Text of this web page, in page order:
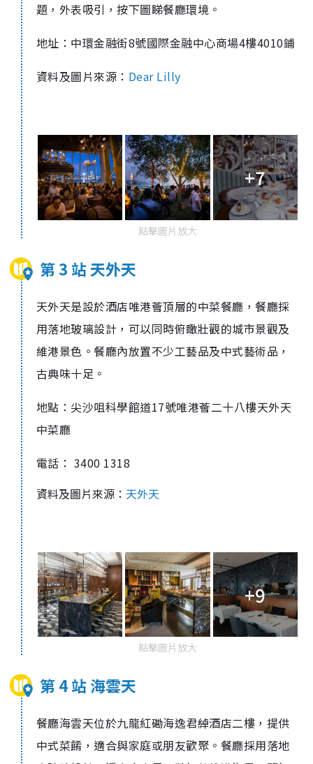
題，外表吸引，按下圖睇餐廳環境。
地址：中環金融街8號國際金融中心商場4樓4010鋪
資料及圖片來源： Dear Lilly
+7
點擊圖片放大
第 3 站 天外天
天外天是設於酒店唯港薈頂層的中菜餐廳，餐廳採
用落地玻璃設計，可以同時俯瞰壯觀的城市景觀及
維港景色。餐廳內放置不少工藝品及中式藝術品，
古典味十足。
地點：尖沙咀科學館道17號唯港薈二十八樓天外天
中菜廳
電話： 3400 1318
資料及圖片來源： 天外天
+9
點擊圖片放大
第 4 站 海雲天
餐廳海雲天位於九龍紅磡海逸君綽酒店二樓，提供
中式菜餚，適合與家庭或朋友歡聚。餐廳採用落地